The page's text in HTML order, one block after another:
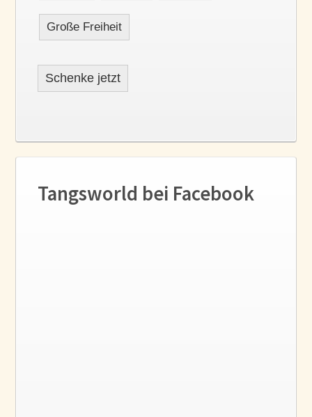
Große Freiheit
Schenke jetzt
Tangsworld bei Facebook